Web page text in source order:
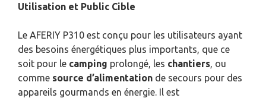
Utilisation et Public Cible
Le AFERIY P310 est conçu pour les utilisateurs ayant
des besoins énergétiques plus importants, que ce
soit pour le camping prolongé, les chantiers, ou
comme source d’alimentation de secours pour des
appareils gourmands en énergie. Il est